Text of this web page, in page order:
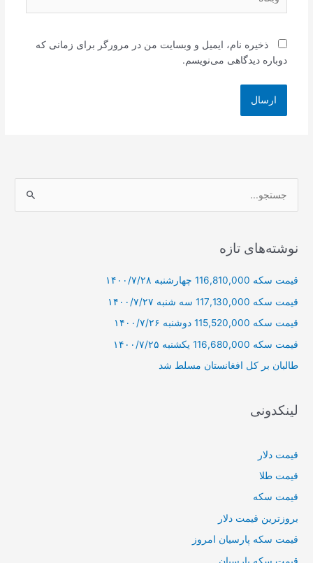
ذخیره نام، ایمیل و وبسایت من در مرورگر برای زمانی که
دوباره دیدگاهی می‌نویسم.
ب
ر
ا
نوشته‌های تازه
قیمت سکه 116,810,000 چهارشنبه ۱۴۰۰/۷/۲۸
قیمت سکه 117,130,000 سه شنبه ۱۴۰۰/۷/۲۷
قیمت سکه 115,520,000 دوشنبه ۱۴۰۰/۷/۲۶
قیمت سکه 116,680,000 یکشنبه ۱۴۰۰/۷/۲۵
طالبان بر كل افغانستان مسلط شد
لینکدونی
قیمت دلار
قیمت طلا
قیمت سکه
بروزترین قیمت دلار
قیمت سکه پارسیان امروز
قیمت سکه پارسیان